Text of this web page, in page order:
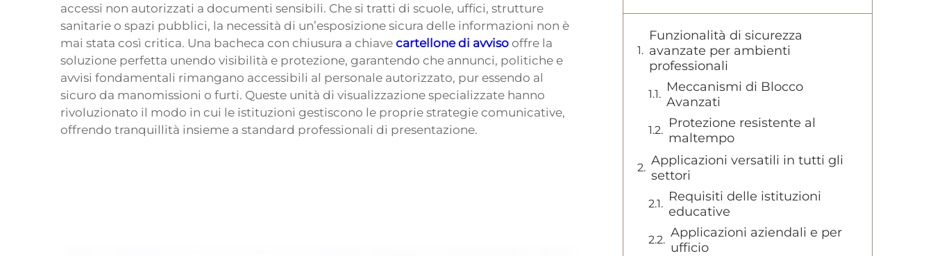
accessi non autorizzati a documenti sensibili. Che si tratti di scuole, uffici, strutture
sanitarie o spazi pubblici, la necessità di un’esposizione sicura delle informazioni non è
mai stata così critica. Una bacheca con chiusura a chiave cartellone di avviso offre la
soluzione perfetta unendo visibilità e protezione, garantendo che annunci, politiche e
avvisi fondamentali rimangano accessibili al personale autorizzato, pur essendo al
sicuro da manomissioni o furti. Queste unità di visualizzazione specializzate hanno
rivoluzionato il modo in cui le istituzioni gestiscono le proprie strategie comunicative,
offrendo tranquillità insieme a standard professionali di presentazione.
Funzionalità di sicurezza
avanzate per ambienti
professionali
Meccanismi di Blocco
Avanzati
Protezione resistente al
maltempo
Applicazioni versatili in tutti gli
settori
Requisiti delle istituzioni
educative
Applicazioni aziendali e per
ufficio